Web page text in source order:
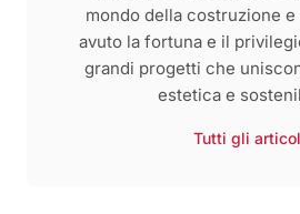
mondo della costruzione
avuto la fortuna e il
grandi progetti che
estetica e
Tutti gli